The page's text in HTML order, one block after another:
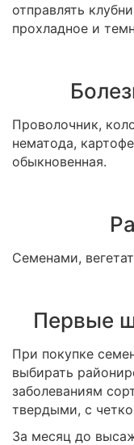
отправлять
прохладное и
Проволочник,
нематода,
обыкновенная.
Семенами,
Первые
При покупке
выбирать
заболеваниям
твердыми, с
За месяц до